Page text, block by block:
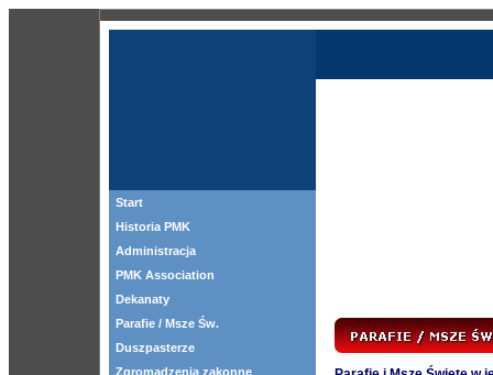
Start
Historia PMK
Administracja
PMK Association
Dekanaty
Parafie / Msze Św.
Duszpasterze
Zgromadzenia zakonne